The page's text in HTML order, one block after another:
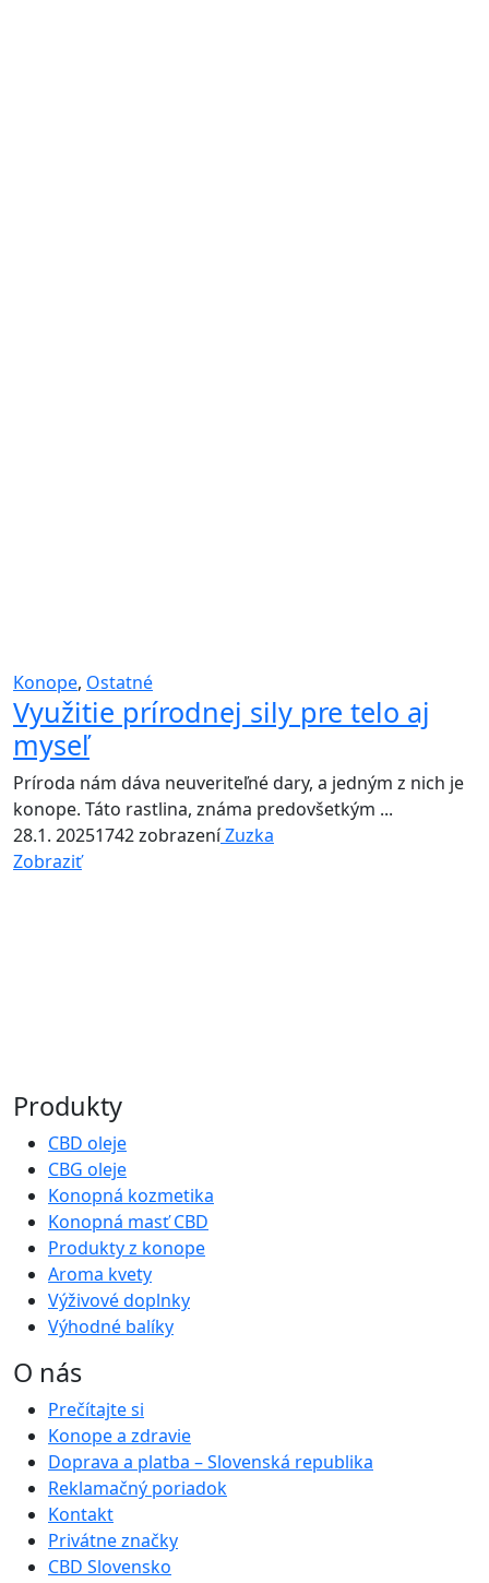
Konope, Ostatné
Využitie prírodnej sily pre telo aj
myseľ
Príroda nám dáva neuveriteľné dary, a jedným z nich je
konope. Táto rastlina, známa predovšetkým ...
28.1. 20251742 zobrazeníZuzka
Zobraziť
Produkty
CBD oleje
CBG oleje
Konopná kozmetika
Konopná masť CBD
Produkty z konope
Aroma kvety
Výživové doplnky
Výhodné balíky
O nás
Prečítajte si
Konope a zdravie
Doprava a platba – Slovenská republika
Reklamačný poriadok
Kontakt
Privátne značky
CBD Slovensko